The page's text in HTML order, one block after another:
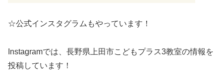
☆公式インスタグラムもやっています！
Instagramでは、長野県上田市こどもプラス3教室の情報を
投稿しています！